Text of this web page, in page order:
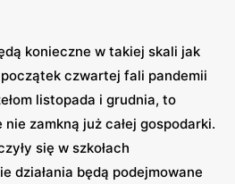
konieczne w takiej skali jak
czwartej fali pandemii
listopada i grudnia, to
zamkną już całej gospodarki.
się w szkołach
działania będą podejmowane